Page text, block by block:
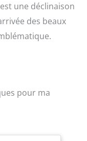
une déclinaison
des beaux
pour ma